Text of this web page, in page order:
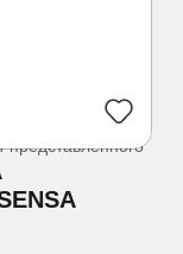
представленного